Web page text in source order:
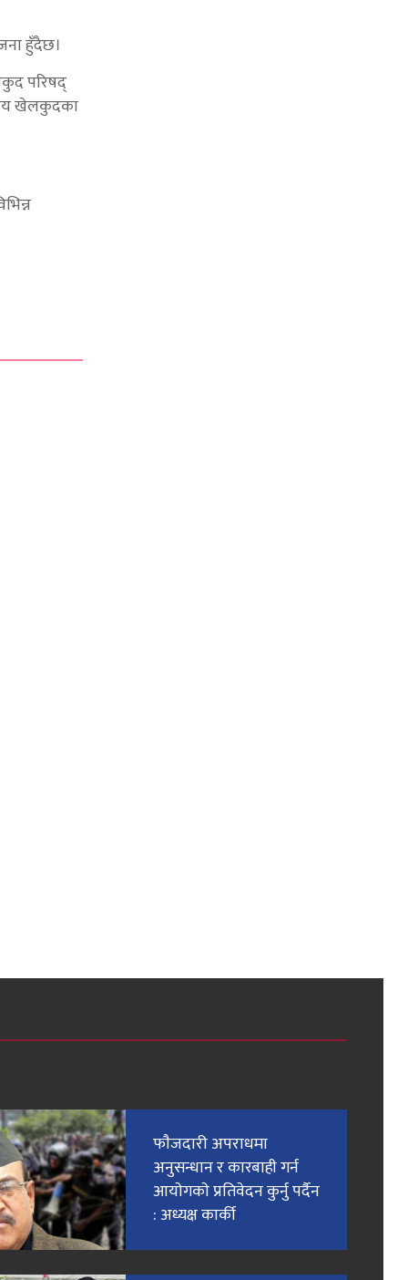
हुँदैछ।
परिषद्
खेलकुदका
फाैजदारी अपराधमा
अनुसन्धान र कारबाही गर्न
आयाेगकाे प्रतिवेदन कुर्नु पर्दैन
: अध्यक्ष कार्की